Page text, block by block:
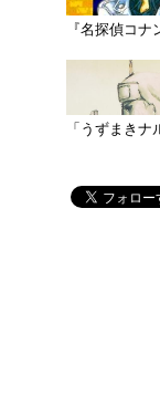
『名探偵コ
「うずまき